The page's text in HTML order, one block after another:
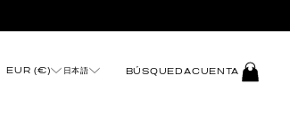
EUR (€) 日本語 BÚSQUEDACUENTA INICIAR
SESIÓN